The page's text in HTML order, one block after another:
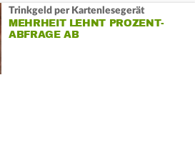
Trinkgeld per Kartenlesegerät
MEHRHEIT LEHNT PROZENT-
ABFRAGE AB